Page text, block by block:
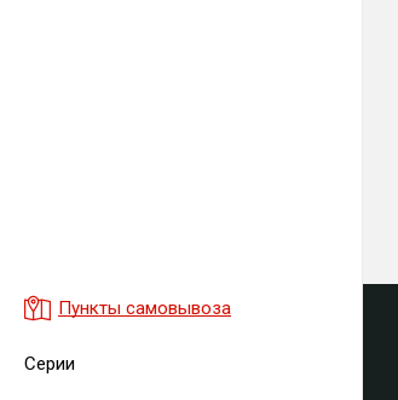
Пункты самовывоза
Серии